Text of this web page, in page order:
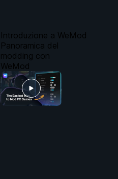
Introduzione a WeMod
Panoramica del
modding con
WeMod